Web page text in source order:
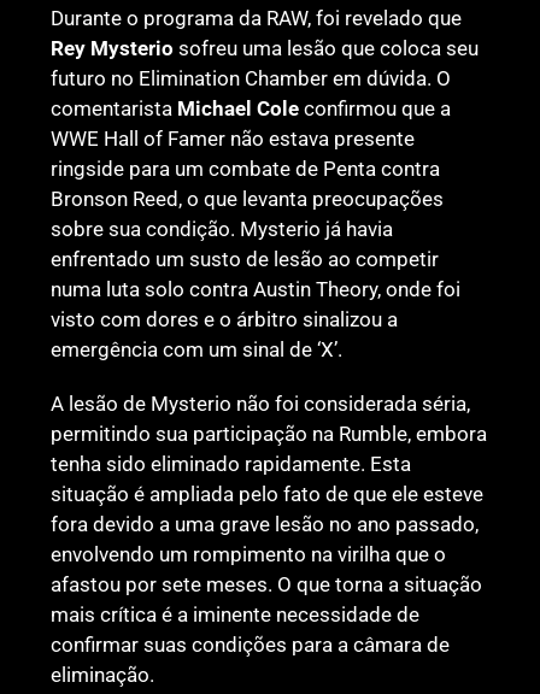
Durante o programa da RAW, foi revelado que
Rey Mysterio sofreu uma lesão que coloca seu
futuro no Elimination Chamber em dúvida. O
comentarista Michael Cole confirmou que a
WWE Hall of Famer não estava presente
ringside para um combate de Penta contra
Bronson Reed, o que levanta preocupações
sobre sua condição. Mysterio já havia
enfrentado um susto de lesão ao competir
numa luta solo contra Austin Theory, onde foi
visto com dores e o árbitro sinalizou a
emergência com um sinal de ‘X’.
A lesão de Mysterio não foi considerada séria,
permitindo sua participação na Rumble, embora
tenha sido eliminado rapidamente. Esta
situação é ampliada pelo fato de que ele esteve
fora devido a uma grave lesão no ano passado,
envolvendo um rompimento na virilha que o
afastou por sete meses. O que torna a situação
mais crítica é a iminente necessidade de
confirmar suas condições para a câmara de
eliminação.